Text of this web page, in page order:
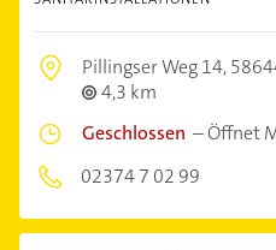
Pillingser Weg 14,
4,3 km
Geschlossen –Öffnet
02374 7 02 99